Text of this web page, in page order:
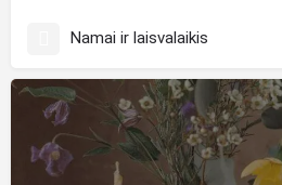
Namai ir laisvalaikis